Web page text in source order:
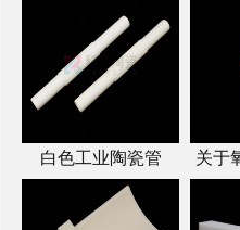
白色工业陶瓷管 关于